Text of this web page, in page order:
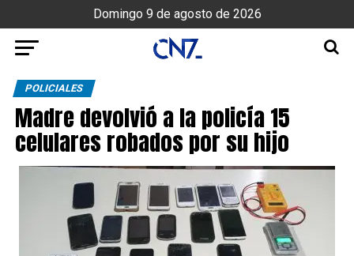
Domingo 9 de agosto de 2026
POLICIALES
Madre devolvió a la policía 15
celulares robados por su hijo